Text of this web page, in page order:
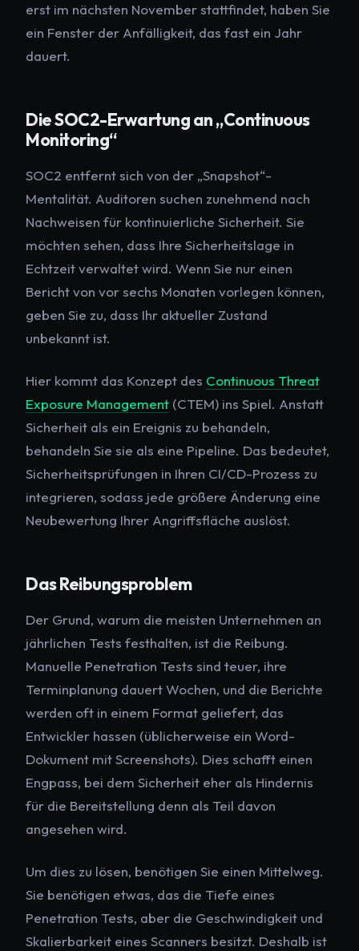
erst im nächsten November stattfindet, haben Sie
ein Fenster der Anfälligkeit, das fast ein Jahr
dauert.
Die SOC2-Erwartung an „Continuous
Monitoring“
SOC2 entfernt sich von der „Snapshot“-
Mentalität. Auditoren suchen zunehmend nach
Nachweisen für kontinuierliche Sicherheit. Sie
möchten sehen, dass Ihre Sicherheitslage in
Echtzeit verwaltet wird. Wenn Sie nur einen
Bericht von vor sechs Monaten vorlegen können,
geben Sie zu, dass Ihr aktueller Zustand
unbekannt ist.
Hier kommt das Konzept des Continuous Threat
Exposure Management (CTEM) ins Spiel. Anstatt
Sicherheit als ein Ereignis zu behandeln,
behandeln Sie sie als eine Pipeline. Das bedeutet,
Sicherheitsprüfungen in Ihren CI/CD-Prozess zu
integrieren, sodass jede größere Änderung eine
Neubewertung Ihrer Angriffsfläche auslöst.
Das Reibungsproblem
Der Grund, warum die meisten Unternehmen an
jährlichen Tests festhalten, ist die Reibung.
Manuelle Penetration Tests sind teuer, ihre
Terminplanung dauert Wochen, und die Berichte
werden oft in einem Format geliefert, das
Entwickler hassen (üblicherweise ein Word-
Dokument mit Screenshots). Dies schafft einen
Engpass, bei dem Sicherheit eher als Hindernis
für die Bereitstellung denn als Teil davon
angesehen wird.
Um dies zu lösen, benötigen Sie einen Mittelweg.
Sie benötigen etwas, das die Tiefe eines
Penetration Tests, aber die Geschwindigkeit und
Skalierbarkeit eines Scanners besitzt. Deshalb ist